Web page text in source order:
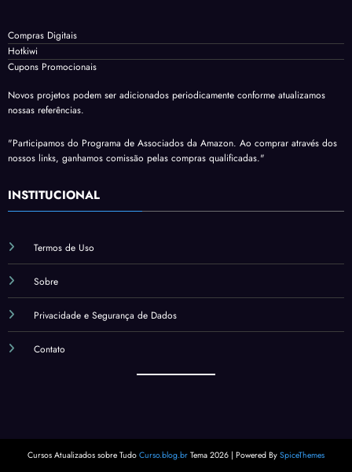
Compras Digitais
Hotkiwi
Cupons Promocionais
Novos projetos podem ser adicionados periodicamente conforme atualizamos
nossas referências.
"Participamos do Programa de Associados da Amazon. Ao comprar através dos
nossos links, ganhamos comissão pelas compras qualificadas."
INSTITUCIONAL
Termos de Uso
Sobre
Privacidade e Segurança de Dados
Contato
Cursos Atualizados sobre Tudo Curso.blog.br Tema 2026 | Powered By SpiceThemes